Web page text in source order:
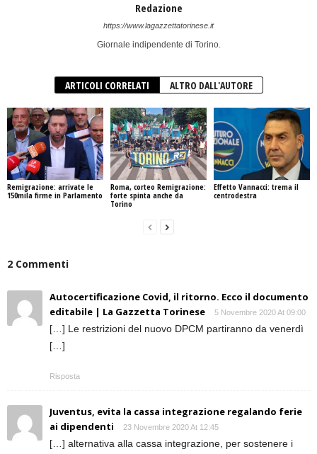
Redazione
https://www.lagazzettatorinese.it
Giornale indipendente di Torino.
ARTICOLI CORRELATI ALTRO DALL'AUTORE
Remigrazione: arrivate le
150mila firme in Parlamento
Roma, corteo Remigrazione:
forte spinta anche da
Torino
Effetto Vannacci: trema il
centrodestra
2 Commenti
Autocertificazione Covid, il ritorno. Ecco il documento
editabile | La Gazzetta Torinese
5 Novembre 2020 At 09:00
[…] Le restrizioni del nuovo DPCM partiranno da venerdì
[…]
Risposta
Juventus, evita la cassa integrazione regalando ferie
ai dipendenti
23 Novembre 2020 At 12:45
[…] alternativa alla cassa integrazione, per sostenere i